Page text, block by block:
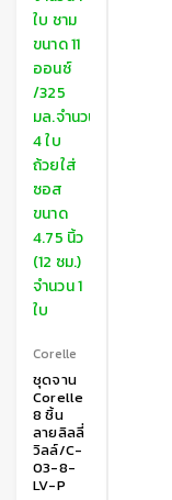
Corelle
ชุดจาน
Corelle
8 ชิ้น
ลายลิลลี่
วิลล์/C-
03-8-
LV-P